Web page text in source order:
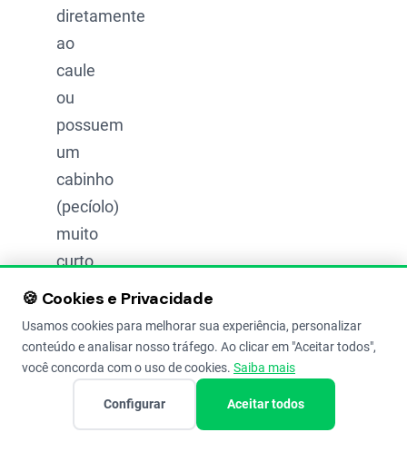
diretamente
ao
caule
ou
possuem
um
cabinho
(pecíolo)
muito
curto.
daninha
🍪 Cookies e Privacidade
Usamos cookies para melhorar sua experiência, personalizar
conteúdo e analisar nosso tráfego. Ao clicar em "Aceitar todos",
você concorda com o uso de cookies. Saiba mais
Configurar Aceitar todos